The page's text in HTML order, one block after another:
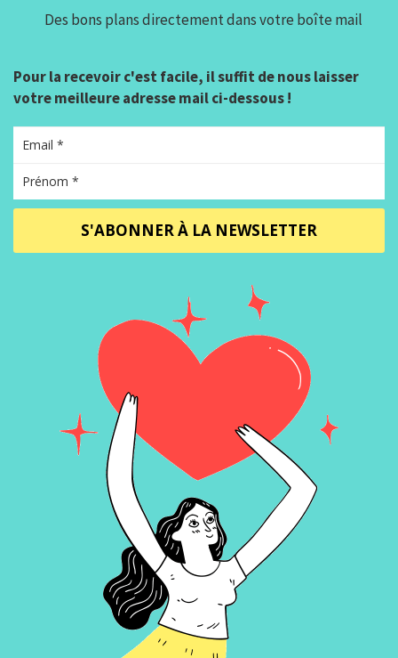
Des bons plans directement dans votre boîte mail
Pour la recevoir c'est facile, il suffit de nous laisser
votre meilleure adresse mail ci-dessous !
S'ABONNER À LA NEWSLETTER